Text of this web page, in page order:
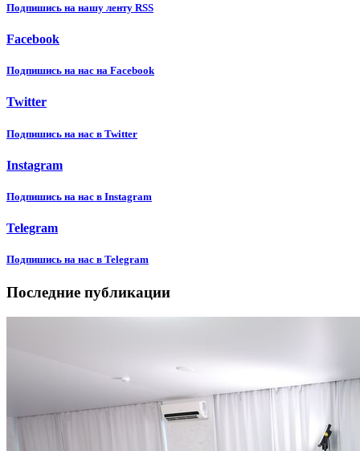
Подпишиcь на нашу ленту RSS
Facebook
Подпишиcь на нас на Facebook
Twitter
Подпишиcь на нас в Twitter
Instagram
Подпишиcь на нас в Instagram
Telegram
Подпишиcь на нас в Telegram
Последние публикации